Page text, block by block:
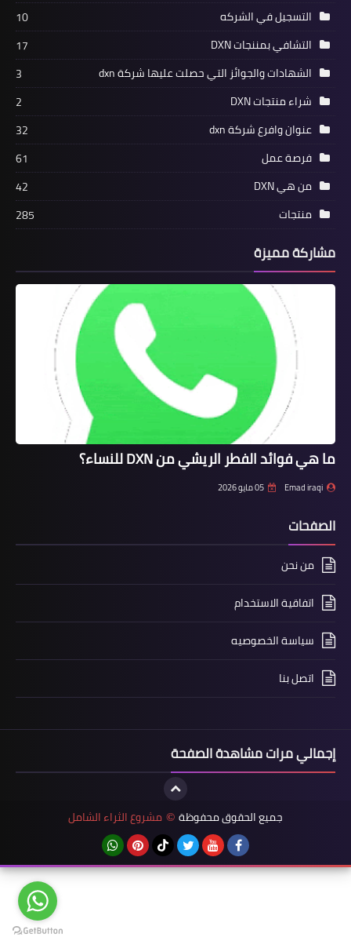
التسجيل في الشركه
10
التشافي بمننجات DXN
17
الشهادات والجوائز التي حصلت عليها شركة dxn
3
شراء منتجات DXN
2
عنوان وافرع شركة dxn
32
فرصة عمل
61
من هي DXN
42
منتجات
285
مشاركة مميزة
ما هي فوائد الفطر الريشي من DXN للنساء؟
Emad iraqi 05 مايو 2026
الصفحات
من نحن
اتفاقية الاستخدام
سياسة الخصوصيه
اتصل بنا
إجمالي مرات مشاهدة الصفحة
جميع الحقوق محفوظة © مشروع الثراء الشامل